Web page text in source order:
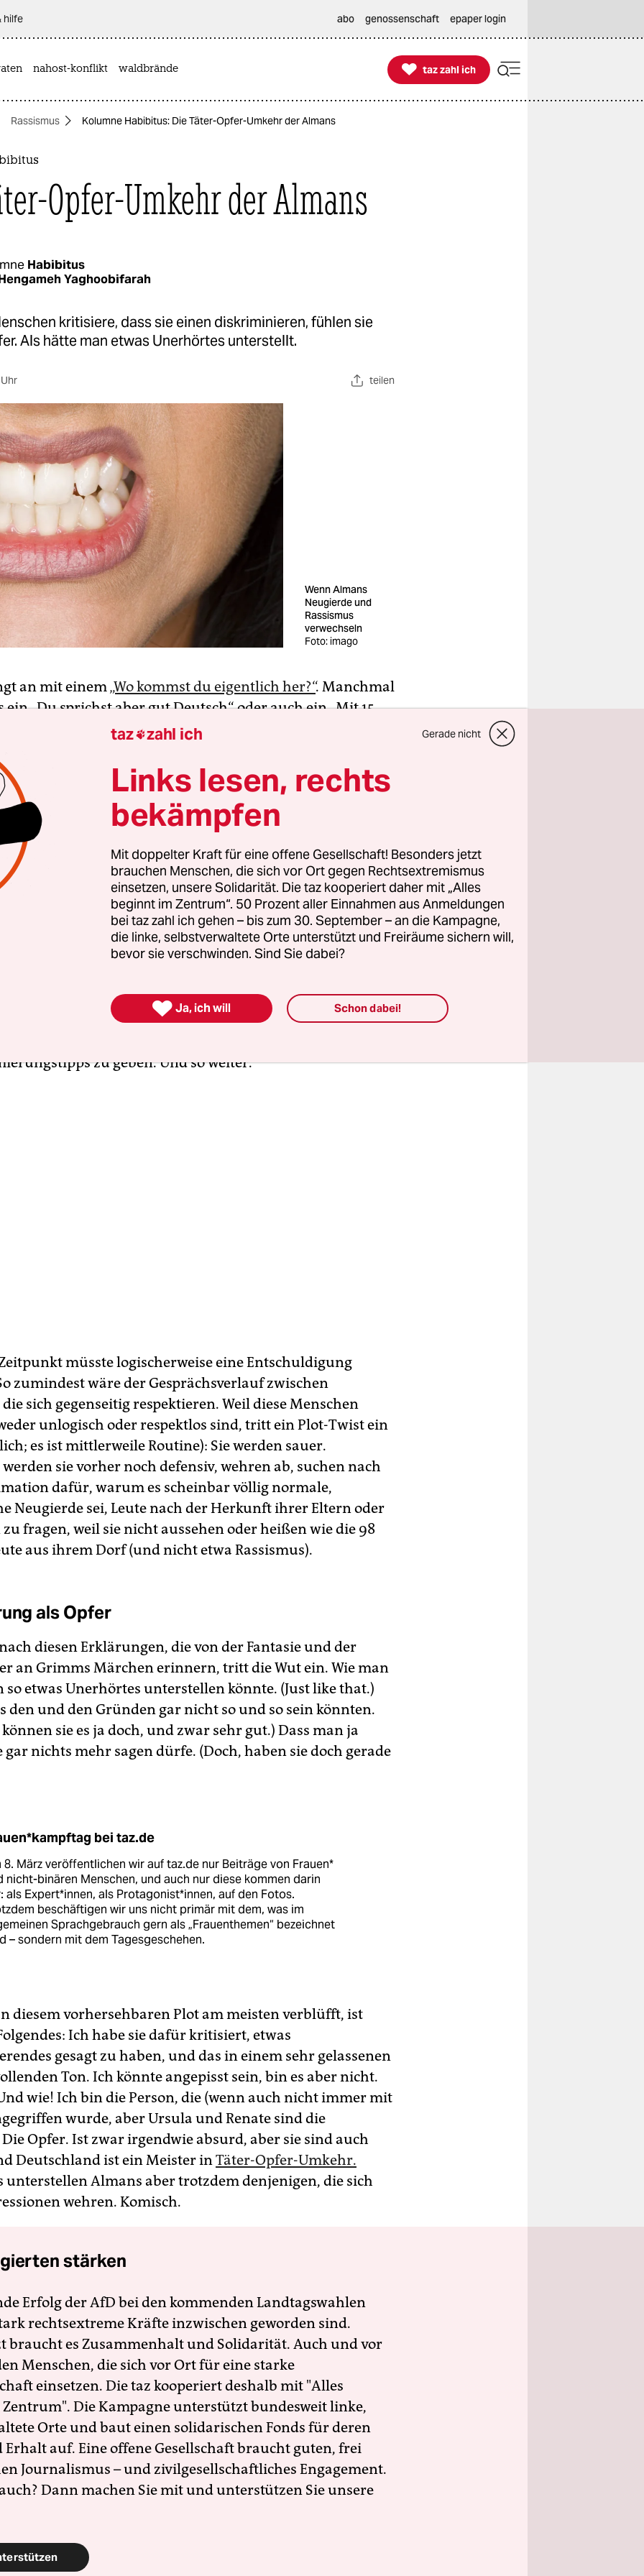
hilfe abo genossenschaft epaper login
nahost-konflikt waldbrände 
taz zahl ich
taz zahl ich
Rassismus Kolumne Habibitus: Die Täter-Opfer-Umkehr der Almans
Opfer-Umkehr der Almans
Habibitus
Yaghoobifarah
kritisiere, dass sie einen diskriminieren, fühlen sie
Als hätte man etwas Unerhörtes unterstellt.
teilen
Wenn Almans
Neugierde und
Rassismus
verwechseln
Foto: imago
an mit einem„Wo kommst du eigentlich her?“. Manchmal
ein „Du sprichst aber gut Deutsch“ oder auch ein „Mit 15
weniger würdest du so gut aussehen“. Ein anderes Mal ist es
gemeintes „Es ist so mutig, dass du einfach dein
– unklar, worauf genau es bezogen ist. Fühle ich
Momenten als Opfer? Auf keinen Fall. Wenn, dann sind
Renates, die diese ungebetenen Kommentare von sich
Zumindest verhalten sie sich so.
Energie habe, fronte ich sie und weise nett darauf hin,
Tipps und das „Lob“ unangebracht bis übergriffig
ich Ursula und Renate meist nicht mal persönlich kenne.
mir den Aufwand, weil ich weiß, was für ein
an emotionaler Arbeit wie Trösten eine solche Kritik
dass es rassistisch ist, mich zu fragen, woher ich komme,
mal mit meiner norddeutschen Geburtsstadt zufrieden
zu geben. Und so weiter.
müsste logischerweise eine Entschuldigung
zumindest wäre der Gesprächsverlauf zwischen
sich gegenseitig respektieren. Weil diese Menschen
unlogisch oder respektlos sind, tritt ein Plot-Twist ein
es ist mittlerweile Routine): Sie werden sauer.
sie vorher noch defensiv, wehren ab, suchen nach
dafür, warum es scheinbar völlig normale,
Neugierde sei, Leute nach der Herkunft ihrer Eltern oder
fragen, weil sie nicht aussehen oder heißen wie die 98
aus ihrem Dorf (und nicht etwa Rassismus).
als Opfer
diesen Erklärungen, die von der Fantasie und der
an Grimms Märchen erinnern, tritt die Wut ein. Wie man
so etwas Unerhörtes unterstellen könnte. (Just like that.)
den und den Gründen gar nicht so und so sein könnten.
sie es ja doch, und zwar sehr gut.) Dass man ja
nichts mehr sagen dürfe. (Doch, haben sie doch gerade
bei taz.de
8. März veröffentlichen wir auf taz.de nur Beiträge von Frauen*
nicht-binären Menschen, und auch nur diese kommen darin
als Expert*innen, als Protagonist*innen, auf den Fotos.
beschäftigen wir uns nicht primär mit dem, was im
Sprachgebrauch gern als „Frauenthemen“ bezeichnet
– sondern mit dem Tagesgeschehen.
diesem vorhersehbaren Plot am meisten verblüfft, ist
Ich habe sie dafür kritisiert, etwas
gesagt zu haben, und das in einem sehr gelassenen
Ton. Ich könnte angepisst sein, bin es aber nicht.
wie! Ich bin die Person, die (wenn auch nicht immer mit
wurde, aber Ursula und Renate sind die
Opfer. Ist zwar irgendwie absurd, aber sie sind auch
Deutschland ist ein Meister inTäter-Opfer-Umkehr.
unterstellen Almans aber trotzdem denjenigen, die sich
wehren. Komisch.
stärken
Erfolg der AfD bei den kommenden Landtagswahlen
rechtsextreme Kräfte inzwischen geworden sind.
braucht es Zusammenhalt und Solidarität. Auch und vor
Menschen, die sich vor Ort für eine starke
einsetzen. Die taz kooperiert deshalb mit "Alles
Die Kampagne unterstützt bundesweit linke,
Orte und baut einen solidarischen Fonds für deren
Erhalt auf. Eine offene Gesellschaft braucht guten, frei
Journalismus – und zivilgesellschaftliches Engagement.
Dann machen Sie mit und unterstützen Sie unsere
taz zahl ich Gerade nicht
Links lesen, rechts
bekämpfen
Mit doppelter Kraft für eine offene Gesellschaft! Besonders jetzt
brauchen Menschen, die sich vor Ort gegen Rechtsextremismus
einsetzen, unsere Solidarität. Die taz kooperiert daher mit „Alles
beginnt im Zentrum“. 50 Prozent aller Einnahmen aus Anmeldungen
bei taz zahl ich gehen – bis zum 30. September – an die Kampagne,
die linke, selbstverwaltete Orte unterstützt und Freiräume sichern will,
bevor sie verschwinden. Sind Sie dabei?
 Ja, ich will Schon dabei!